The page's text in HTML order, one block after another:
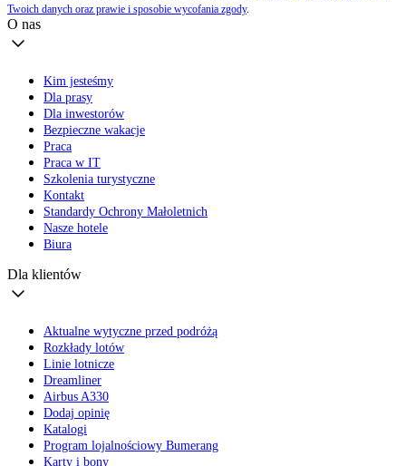
Twoich danych oraz prawie i sposobie wycofania zgody.
O nas
Kim jesteśmy
Dla prasy
Dla inwestorów
Bezpieczne wakacje
Praca
Praca w IT
Szkolenia turystyczne
Kontakt
Standardy Ochrony Małoletnich
Nasze hotele
Biura
Dla klientów
Aktualne wytyczne przed podróżą
Rozkłady lotów
Linie lotnicze
Dreamliner
Airbus A330
Dodaj opinię
Katalogi
Program lojalnościowy Bumerang
Karty i bony